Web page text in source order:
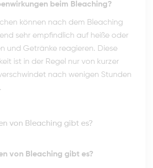
beim Bleaching?
können nach dem Bleaching
sehr empfindlich auf heiße oder
und Getränke reagieren. Diese
ist in der Regel nur von kurzer
nach wenigen Stunden
von Bleaching gibt es?
von Bleaching gibt es?